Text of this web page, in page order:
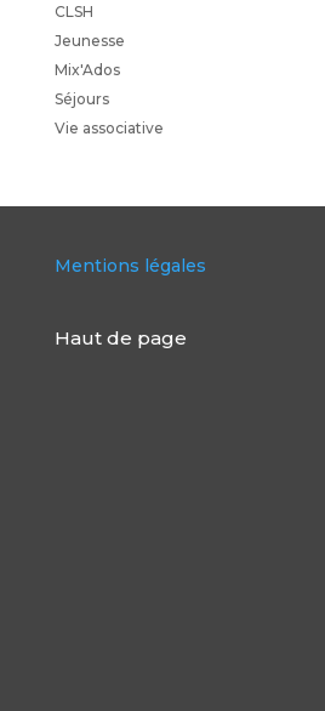
CLSH
Jeunesse
Mix'Ados
Séjours
Vie associative
Mentions légales
Haut de page